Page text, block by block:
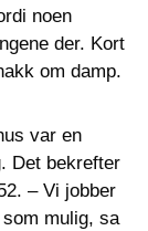
noen
der. Kort
om damp.
var en
Det bekrefter
– Vi jobber
mulig, sa